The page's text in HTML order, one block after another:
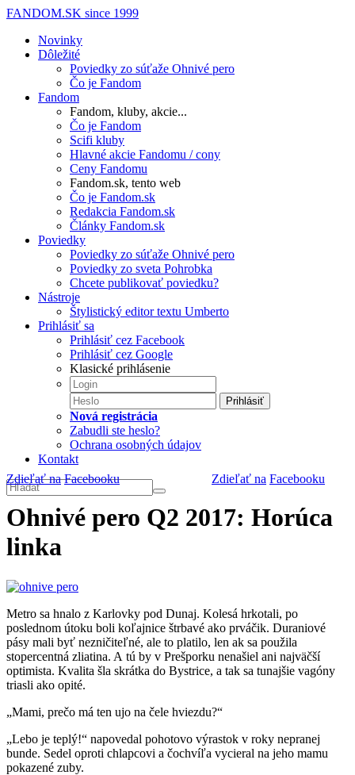
FANDOM.SK since 1999
Novinky
Dôležité
Poviedky zo súťaže Ohnivé pero
Čo je Fandom
Fandom
Fandom, kluby, akcie...
Čo je Fandom
Scifi kluby
Hlavné akcie Fandomu / cony
Ceny Fandomu
Fandom.sk, tento web
Čo je Fandom.sk
Redakcia Fandom.sk
Články Fandom.sk
Poviedky
Poviedky zo súťaže Ohnivé pero
Poviedky zo sveta Pohrobka
Chcete publikovať poviedku?
Nástroje
Štylistický editor textu Umberto
Prihlásiť sa
Prihlásiť cez Facebook
Prihlásiť cez Google
Klasické prihlásenie
Prihlásiť
Nová registrácia
Zabudli ste heslo?
Ochrana osobných údajov
Kontakt
Zdieľať na Facebooku
Zdieľať na Facebooku
Ohnivé pero Q2 2017: Horúca
linka
Metro sa hnalo z Karlovky pod Dunaj. Kolesá hrkotali, po
poslednom útoku boli koľajnice štrbavé ako prváčik. Duraniové
pásy mali byť nezničiteľné, ale to platilo, len ak sa použila
stopercentná zliatina. A tú by v Prešporku nenašiel ani najväčší
optimista. Kvalita šla skrátka do Bystrice, a tak sa tunajšie vagóny
triasli ako opité.
„Mami, prečo má ten ujo na čele hviezdu?“
„Lebo je teplý!“ napovedal pohotovo výrastok v roky nepranej
bunde. Sedel oproti chlapcovi a čochvíľa vycieral na jeho mamu
pokazené zuby.